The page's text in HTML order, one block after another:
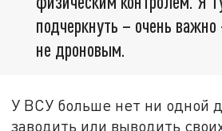
подчеркнуть – очень
не дроновым.
У ВСУ больше нет ни одной
заводить или выводить